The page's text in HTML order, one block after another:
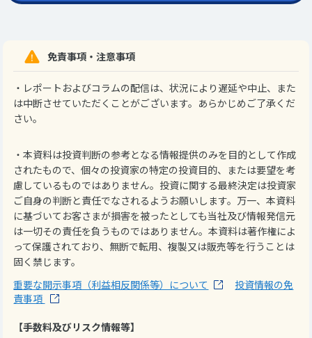
免責事項・注意事項
・レポートおよびコラムの配信は、状況により遅延や中止、また
は中断させていただくことがございます。あらかじめご了承くだ
さい。
・本資料は投資判断の参考となる情報提供のみを目的として作成
されたもので、個々の投資家の特定の投資目的、または要望を考
慮しているものではありません。投資に関する最終決定は投資家
ご自身の判断と責任でなされるようお願いします。万一、本資料
に基づいてお客さまが損害を被ったとしても当社及び情報発信元
は一切その責任を負うものではありません。本資料は著作権によ
って保護されており、無断で転用、複製又は販売等を行うことは
固く禁じます。
重要な開示事項（利益相反関係等）について
投資情報の免
責事項
【手数料及びリスク情報等】